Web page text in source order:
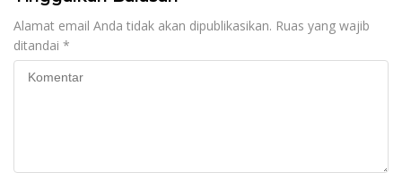
Alamat email Anda tidak akan dipublikasikan. Ruas yang wajib
ditandai *